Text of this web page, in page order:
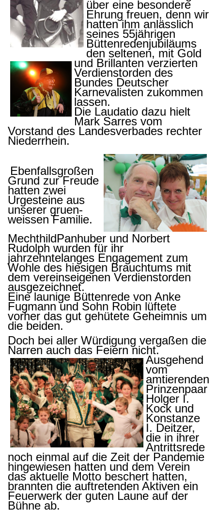
über eine besondere
Ehrung freuen, denn wir
hatten ihm anlässlich
seines 55jährigen
Büttenredenjubiläums
den seltenen, mit Gold
und Brillanten verzierten
Verdienstorden des
Bundes Deutscher
Karnevalisten zukommen
lassen.
Die Laudatio dazu hielt
Mark Sarres vom
Vorstand des Landesverbades rechter
Niederrhein.
Ebenfallsgroßen
Grund zur Freude
hatten zwei
Urgesteine aus
unserer gruen-
weissen Familie.
MechthildPanhuber und Norbert
Rudolph wurden für ihr
jahrzehntelanges Engagement zum
Wohle des hiesigen Brauchtums mit
dem vereinseigenen Verdienstorden
ausgezeichnet.
Eine launige Büttenrede von Anke
Fugmann und Sohn Robin lüftete
vorher das gut gehütete Geheimnis um
die beiden.
Doch bei aller Würdigung vergaßen die
Narren auch das Feiern nicht.
Ausgehend
vom
amtierenden
Prinzenpaar
Holger I.
Kock und
Konstanze
I. Deitzer,
die in ihrer
Antrittsrede
noch einmal auf die Zeit der Pandemie
hingewiesen hatten und dem Verein
das aktuelle Motto beschert hatten,
brannten die auftretenden Aktiven ein
Feuerwerk der guten Laune auf der
Bühne ab.